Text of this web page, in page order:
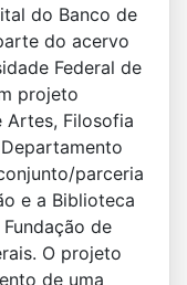
do Banco de
do acervo
Federal de
projeto
Artes, Filosofia
parceria
e a Biblioteca
de
O projeto
de uma